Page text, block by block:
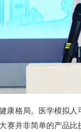
康格局。医学模拟
赛并非简单的产品